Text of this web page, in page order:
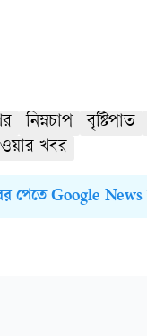
নিম্নচাপ বৃষ্টিপাত
খবর
পেতে Google